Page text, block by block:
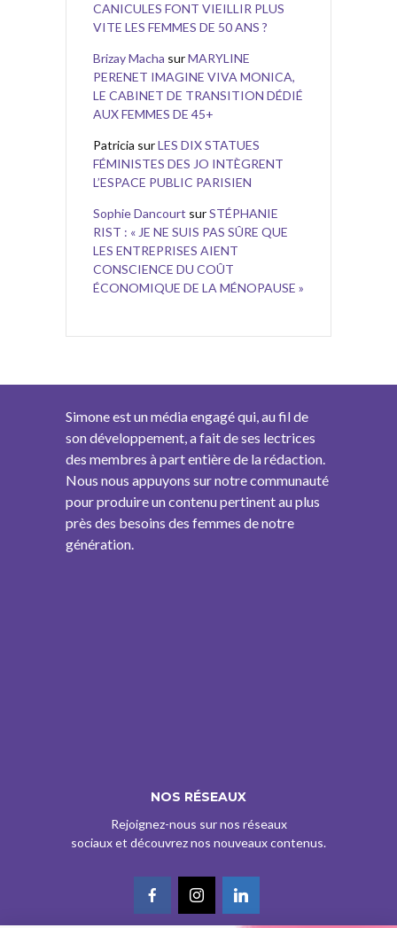
CANICULES FONT VIEILLIR PLUS
VITE LES FEMMES DE 50 ANS ?
Brizay Macha surMARYLINE
PERENET IMAGINE VIVA MONICA,
LE CABINET DE TRANSITION DÉDIÉ
AUX FEMMES DE 45+
Patricia surLES DIX STATUES
FÉMINISTES DES JO INTÈGRENT
L’ESPACE PUBLIC PARISIEN
Sophie Dancourt surSTÉPHANIE
RIST : « JE NE SUIS PAS SÛRE QUE
LES ENTREPRISES AIENT
CONSCIENCE DU COÛT
ÉCONOMIQUE DE LA MÉNOPAUSE »
Simone est un média engagé qui, au fil de
son développement, a fait de ses lectrices
des membres à part entière de la rédaction.
Nous nous appuyons sur notre communauté
pour produire un contenu pertinent au plus
près des besoins des femmes de notre
génération.
NOS RÉSEAUX
Rejoignez-nous sur nos réseaux
sociaux et découvrez nos nouveaux contenus.